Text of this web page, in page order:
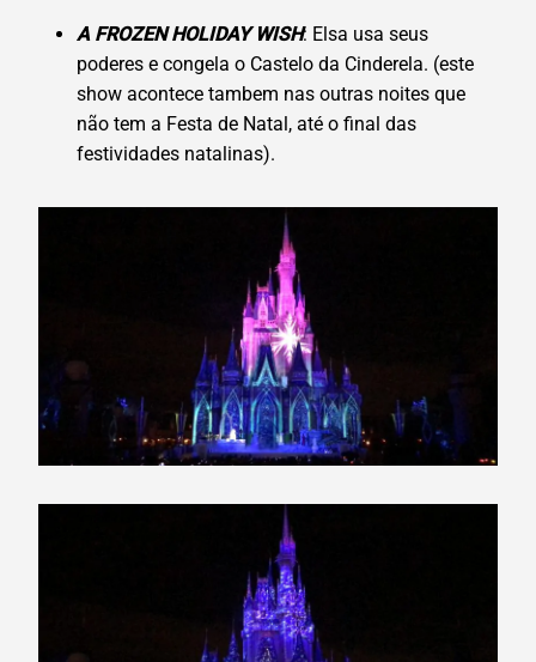
A FROZEN HOLIDAY WISH: Elsa usa seus
poderes e congela o Castelo da Cinderela. (este
show acontece tambem nas outras noites que
não tem a Festa de Natal, até o final das
festividades natalinas).